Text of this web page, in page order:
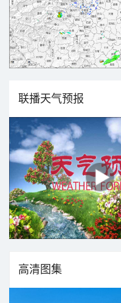
20时 21时 22时 23时
东北风
<3级
东风
<3级
东南风
<3级
北风
<3级
30°C 29°C 28°C
联播天气预报
高清图集